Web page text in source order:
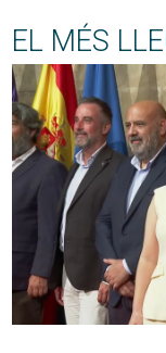
EL MÉS